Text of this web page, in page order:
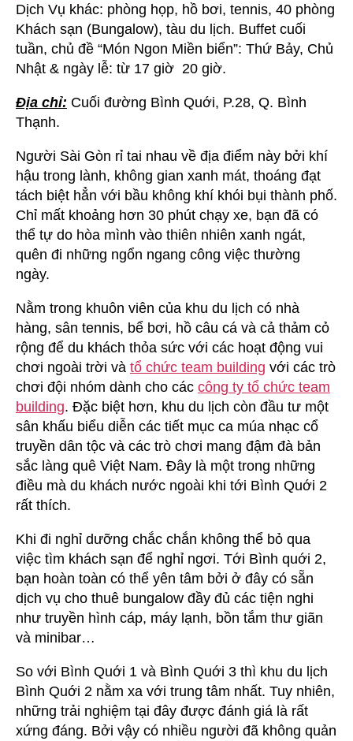
Dịch Vụ khác: phòng họp, hồ bơi, tennis, 40 phòng
Khách sạn (Bungalow), tàu du lịch. Buffet cuối
tuần, chủ đề “Món Ngon Miền biển”: Thứ Bảy, Chủ
Nhật & ngày lễ: từ 17 giờ 20 giờ.
Địa chỉ: Cuối đường Bình Quới, P.28, Q. Bình
Thạnh.
Người Sài Gòn rỉ tai nhau về địa điểm này bởi khí
hậu trong lành, không gian xanh mát, thoáng đạt
tách biệt hẳn với bầu không khí khói bụi thành phố.
Chỉ mất khoảng hơn 30 phút chạy xe, bạn đã có
thể tự do hòa mình vào thiên nhiên xanh ngát,
quên đi những ngổn ngang công việc thường
ngày.
Nằm trong khuôn viên của khu du lịch có nhà
hàng, sân tennis, bể bơi, hồ câu cá và cả thảm cỏ
rộng để du khách thỏa sức với các hoạt động vui
chơi ngoài trời và tổ chức team building với các trò
chơi đội nhóm dành cho các công ty tổ chức team
building. Đặc biệt hơn, khu du lịch còn đầu tư một
sân khấu biểu diễn các tiết mục ca múa nhạc cổ
truyền dân tộc và các trò chơi mang đậm đà bản
sắc làng quê Việt Nam. Đây là một trong những
điều mà du khách nước ngoài khi tới Bình Quới 2
rất thích.
Khi đi nghỉ dưỡng chắc chắn không thể bỏ qua
việc tìm khách sạn để nghỉ ngơi. Tới Bình quới 2,
bạn hoàn toàn có thể yên tâm bởi ở đây có sẵn
dịch vụ cho thuê bungalow đầy đủ các tiện nghi
như truyền hình cáp, máy lạnh, bồn tắm thư giãn
và minibar…
So với Bình Quới 1 và Bình Quới 3 thì khu du lịch
Bình Quới 2 nằm xa với trung tâm nhất. Tuy nhiên,
những trải nghiệm tại đây được đánh giá là rất
xứng đáng. Bởi vậy có nhiều người đã không quản